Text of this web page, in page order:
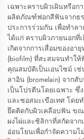
เฉพาะคราบผิวเผินหรือก
ผลิตภัณฑ์ฟอกสีฟันจากธ
ประการร่วมกัน เพื่อทำล
ได้แก่ คราบผิวภายนอกที่
เกิดจากการเสื่อมของอา
(biofilm) ที่สะสมจนทำใ
คุณสมบัติเป็นเอนไซม์ เช่
ลาอิน (bromelain) จาก
เป็นโปรตีนโดยเฉพาะ ซึ่
และซอสมะเขือเทศ โดย
ยึดติดกับผิวเคลือบฟัน ข
ผงไผ่และซิลิกาที่สกัดจา
อ่อนโยนเพื่อกำจัดความ